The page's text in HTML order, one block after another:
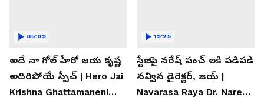
అదే నా గోల్ హీరో జయ కృష్ణ
అదిరిపోయే స్పీచ్ | Hero Jai
Krishna Ghattamaneni
05:09
స్టేజిపై నరేష్ పంచ్ లకి పడిపడి
నవ్విన డైరెక్టర్, జయ్ |
Navarasa Raya Dr. Naresh
19:25